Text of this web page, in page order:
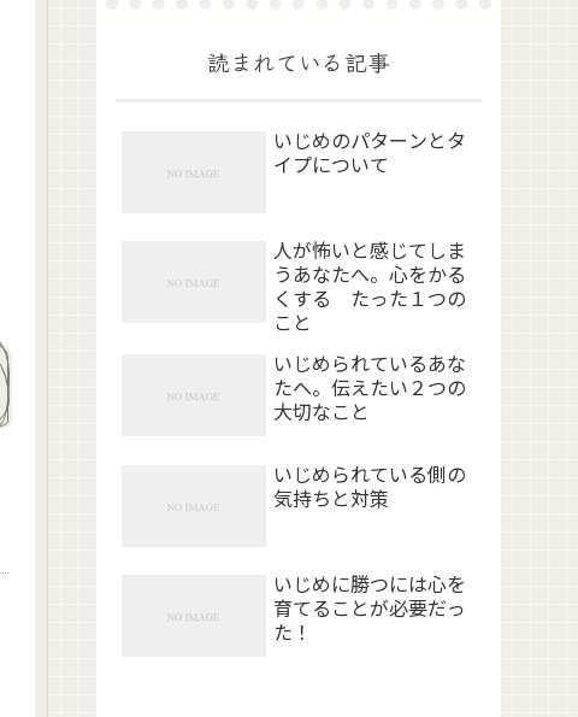
読まれている記事
いじめのパターンとタ
イプについて
人が怖いと感じてしま
うあなたへ。心をかる
くする たった１つの
こと
いじめられているあな
たへ。伝えたい２つの
大切なこと
いじめられている側の
気持ちと対策
いじめに勝つには心を
育てることが必要だっ
た！